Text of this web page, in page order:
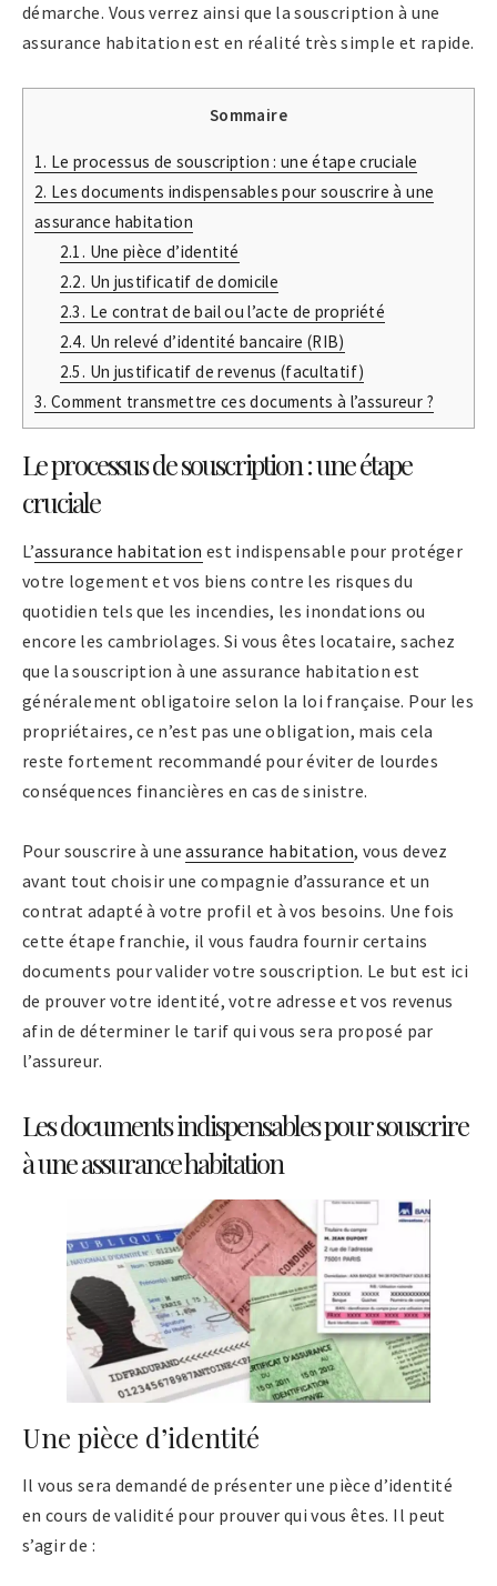
démarche. Vous verrez ainsi que la souscription à une
assurance habitation est en réalité très simple et rapide.
Sommaire
1. Le processus de souscription : une étape cruciale
2. Les documents indispensables pour souscrire à une
assurance habitation
2.1. Une pièce d’identité
2.2. Un justificatif de domicile
2.3. Le contrat de bail ou l’acte de propriété
2.4. Un relevé d’identité bancaire (RIB)
2.5. Un justificatif de revenus (facultatif)
3. Comment transmettre ces documents à l’assureur ?
Le processus de souscription : une étape
cruciale
L’assurance habitation est indispensable pour protéger
votre logement et vos biens contre les risques du
quotidien tels que les incendies, les inondations ou
encore les cambriolages. Si vous êtes locataire, sachez
que la souscription à une assurance habitation est
généralement obligatoire selon la loi française. Pour les
propriétaires, ce n’est pas une obligation, mais cela
reste fortement recommandé pour éviter de lourdes
conséquences financières en cas de sinistre.
Pour souscrire à uneassurance habitation, vous devez
avant tout choisir une compagnie d’assurance et un
contrat adapté à votre profil et à vos besoins. Une fois
cette étape franchie, il vous faudra fournir certains
documents pour valider votre souscription. Le but est ici
de prouver votre identité, votre adresse et vos revenus
afin de déterminer le tarif qui vous sera proposé par
l’assureur.
Les documents indispensables pour souscrire
à une assurance habitation
Une pièce d’identité
Il vous sera demandé de présenter une pièce d’identité
en cours de validité pour prouver qui vous êtes. Il peut
s’agir de :